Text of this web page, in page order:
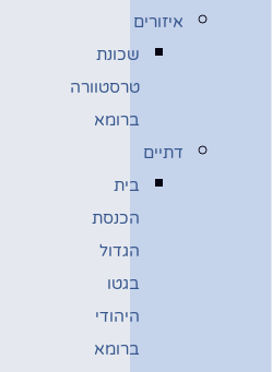
איזורים
שכונת
טרסטוורה
ברומא
דתיים
בית
הכנסת
הגדול
בגטו
היהודי
ברומא